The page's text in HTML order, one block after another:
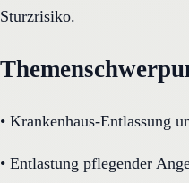
Sturzrisiko.
• Krankenhaus-Entlassung
• Entlastung pflegender